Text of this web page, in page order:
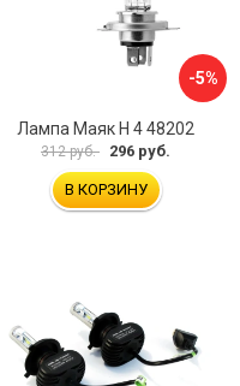
-5%
Лампа Маяк Н 4 48202
312 руб. 296 руб.
В КОРЗИНУ